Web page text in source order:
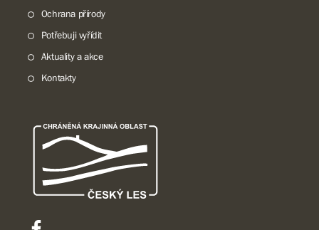
Ochrana přírody
Potřebuji vyřídit
Aktuality a akce
Kontakty